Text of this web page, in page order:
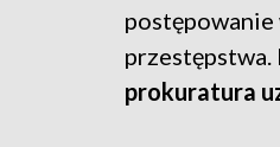
postępowanie
przestępstwa.
prokuratura